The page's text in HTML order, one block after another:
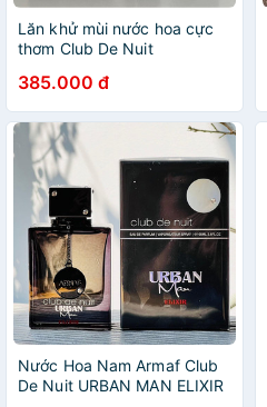
Lăn khử mùi nước hoa cực
thơm Club De Nuit
385.000 đ
Nước Hoa Nam Armaf Club
De Nuit URBAN MAN ELIXIR